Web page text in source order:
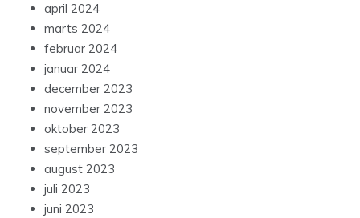
april 2024
marts 2024
februar 2024
januar 2024
december 2023
november 2023
oktober 2023
september 2023
august 2023
juli 2023
juni 2023